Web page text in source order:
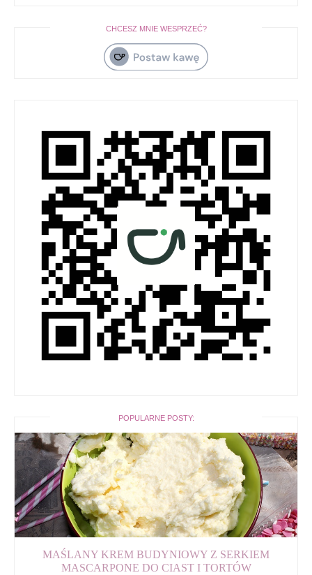
CHCESZ MNIE WESPRZEĆ?
POPULARNE POSTY:
MAŚLANY KREM BUDYNIOWY Z SERKIEM
MASCARPONE DO CIAST I TORTÓW